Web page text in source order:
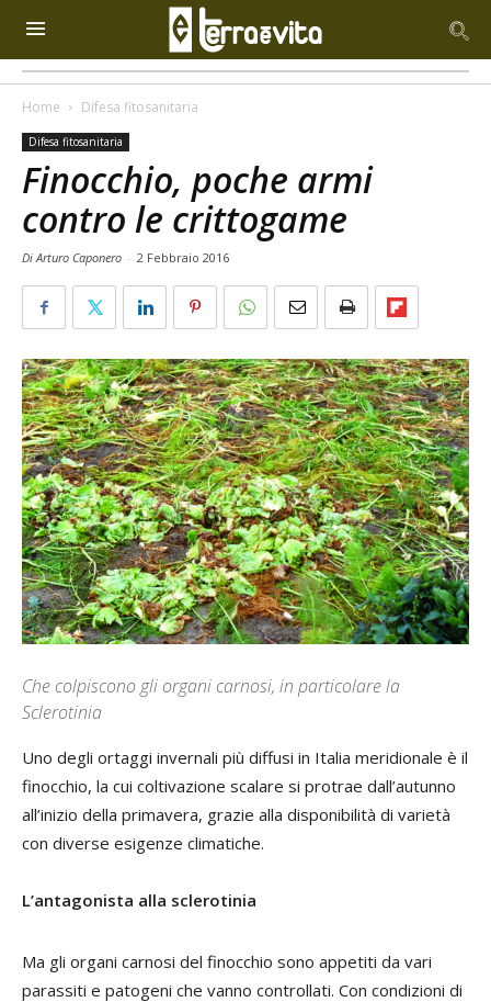
Home Difesa fitosanitaria
Difesa fitosanitaria
Finocchio, poche armi
contro le crittogame
Di Arturo Caponero - 2 Febbraio 2016
Che colpiscono gli organi carnosi, in particolare la
Sclerotinia
Uno degli ortaggi invernali più diffusi in Italia meridionale è il
finocchio, la cui coltivazione scalare si protrae dall’autunno
all’inizio della primavera, grazie alla disponibilità di varietà
con diverse esigenze climatiche.
L’antagonista alla sclerotinia
Ma gli organi carnosi del finocchio sono appetiti da vari
parassiti e patogeni che vanno controllati. Con condizioni di